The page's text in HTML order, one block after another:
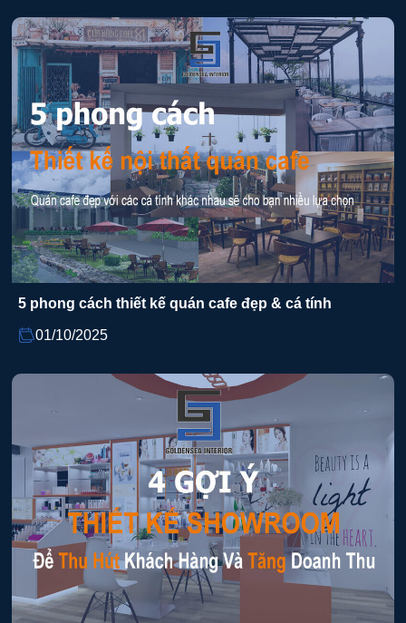
5 phong cách thiết kế quán cafe đẹp & cá tính
01/10/2025